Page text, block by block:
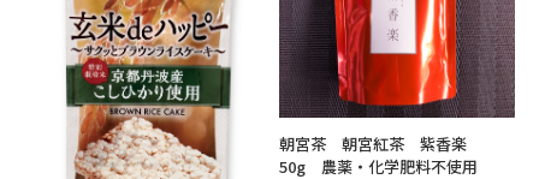
朝宮茶 朝宮紅茶 紫香楽
50g 農薬・化学肥料不使用